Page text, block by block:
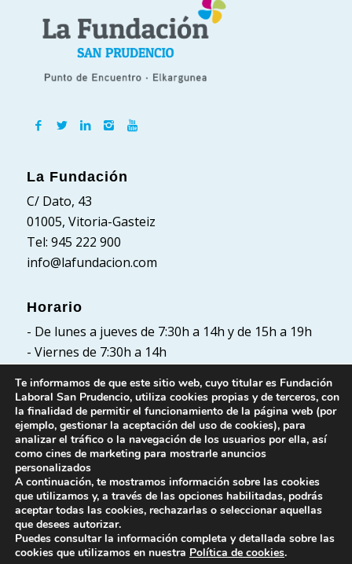
La Fundación
C/ Dato, 43
01005, Vitoria-Gasteiz
Tel: 945 222 900
info@lafundacion.com
Horario
- De lunes a jueves de 7:30h a 14h y de 15h a 19h
- Viernes de 7:30h a 14h
Políticas
Política de Privacidad
Política de cookies
Aviso Legal
Te informamos de que este sitio web, cuyo titular es Fundación
Laboral San Prudencio, utiliza cookies propias y de terceros, con
la finalidad de permitir el funcionamiento de la página web (por
ejemplo, gestionar la aceptación del uso de cookies), para
analizar el tráfico o la navegación de los usuarios por ella, así
como cines de marketing para mostrarle anuncios
personalizados
A continuación, te mostramos información sobre las cookies
que utilizamos y, a través de las opciones habilitadas, podrás
aceptar todas las cookies, rechazarlas o seleccionar aquellas
que desees autorizar.
Puedes consultar la información completa y detallada sobre las
cookies que utilizamos en nuestra Política de cookies.